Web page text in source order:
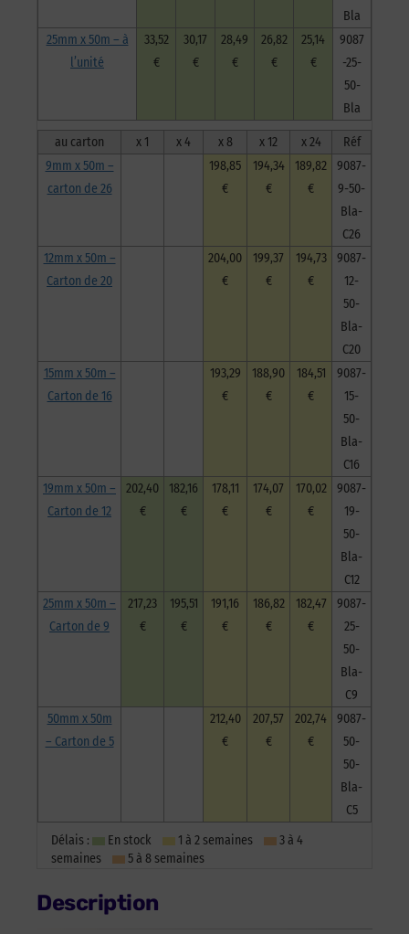
Bla
25mm x 50m – à
l’unité
33,52
€
30,17
€
28,49
€
26,82
€
25,14
€
9087
-25-
50-
Bla
au carton x 1 x 4 x 8 x 12 x 24
Réf
9mm x 50m –
carton de 26
198,85
€
194,34
€
189,82
€
9087-
9-50-
Bla-
C26
12mm x 50m –
Carton de 20
204,00
€
199,37
€
194,73
€
9087-
12-
50-
Bla-
C20
15mm x 50m –
Carton de 16
193,29
€
188,90
€
184,51
€
9087-
15-
50-
Bla-
C16
19mm x 50m –
Carton de 12
202,40
€
182,16
€
178,11
€
174,07
€
170,02
€
9087-
19-
50-
Bla-
C12
25mm x 50m –
Carton de 9
217,23
€
195,51
€
191,16
€
186,82
€
182,47
€
9087-
25-
50-
Bla-
C9
50mm x 50m
– Carton de 5
212,40
€
207,57
€
202,74
€
9087-
50-
50-
Bla-
C5
Délais :
En stock 1 à 2 semaines
3 à 4
semaines
5 à 8 semaines
Description